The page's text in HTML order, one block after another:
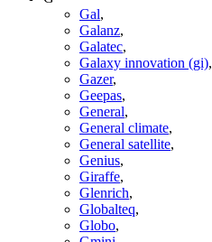
Gal,
Galanz,
Galatec,
Galaxy innovation (gi),
Gazer,
Geepas,
General,
General climate,
General satellite,
Genius,
Giraffe,
Glenrich,
Globalteq,
Globo,